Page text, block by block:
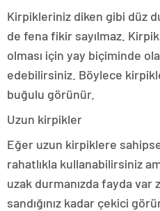
Kirpikleriniz diken gibi düz
de fena fikir sayılmaz.
olması için yay biçiminde
edebilirsiniz. Böylece
buğulu görünür.
Uzun kirpikler
Eğer uzun kirpiklere
rahatlıkla kullanabilirsiniz
uzak durmanızda fayda
sandığınız kadar çekici